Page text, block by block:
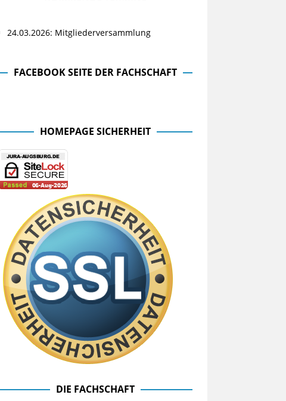
24.03.2026: Mitgliederversammlung
FACEBOOK SEITE DER FACHSCHAFT
HOMEPAGE SICHERHEIT
DIE FACHSCHAFT